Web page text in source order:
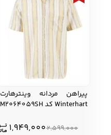
پیراهن مردانه وینترهارت
Winterhart کد M2064059SH
2,599,000
1,949,000